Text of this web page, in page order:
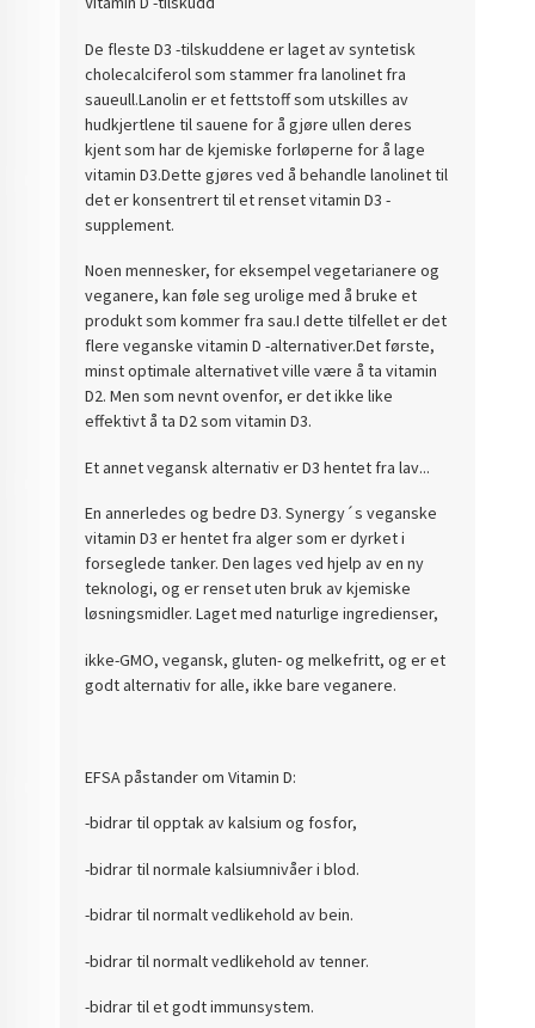
De fleste D3 -tilskuddene er laget av syntetisk
cholecalciferol som stammer fra lanolinet fra
saueull.Lanolin er et fettstoff som utskilles av
hudkjertlene til sauene for å gjøre ullen deres
kjent som har de kjemiske forløperne for å lage
vitamin D3.Dette gjøres ved å behandle lanolinet til
det er konsentrert til et renset vitamin D3 -
supplement.
Noen mennesker, for eksempel vegetarianere og
veganere, kan føle seg urolige med å bruke et
produkt som kommer fra sau.I dette tilfellet er det
flere veganske vitamin D -alternativer.Det første,
minst optimale alternativet ville være å ta vitamin
D2. Men som nevnt ovenfor, er det ikke like
effektivt å ta D2 som vitamin D3.
Et annet vegansk alternativ er D3 hentet fra lav...
En annerledes og bedre D3. Synergy´s veganske
vitamin D3 er hentet fra alger som er dyrket i
forseglede tanker. Den lages ved hjelp av en ny
teknologi, og er renset uten bruk av kjemiske
løsningsmidler. Laget med naturlige ingredienser,
ikke-GMO, vegansk, gluten- og melkefritt, og er et
godt alternativ for alle, ikke bare veganere.
EFSA påstander om Vitamin D:
-bidrar til opptak av kalsium og fosfor,
-bidrar til normale kalsiumnivåer i blod.
-bidrar til normalt vedlikehold av bein.
-bidrar til normalt vedlikehold av tenner.
-bidrar til et godt immunsystem.